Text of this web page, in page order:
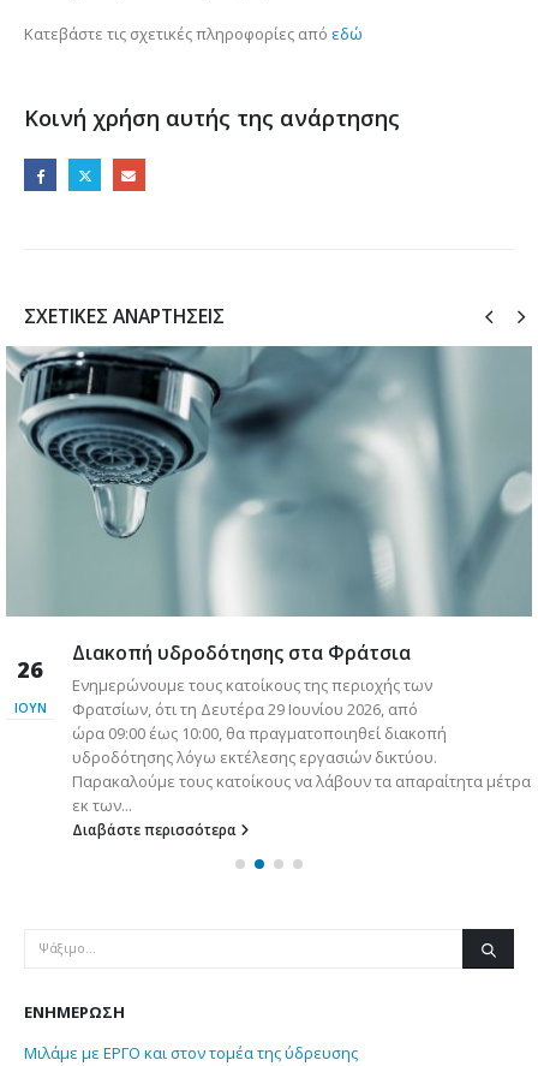
Κατεβάστε τις σχετικές πληροφορίες από εδώ
Κοινή χρήση αυτής της ανάρτησης
ΣΧΕΤΙΚΈΣ ΑΝΑΡΤΉΣΕΙΣ
26
ΙΟΎΝ
Διακοπή υδροδότησης στα Φράτσια
Ενημερώνουμε τους κατοίκους της περιοχής των
Φρατσίων, ότι τη Δευτέρα 29 Ιουνίου 2026, από
ώρα 09:00 έως 10:00, θα πραγματοποιηθεί διακοπή
υδροδότησης λόγω εκτέλεσης εργασιών δικτύου.
Παρακαλούμε τους κατοίκους να λάβουν τα απαραίτητα μέτρα
εκ των...
Διαβάστε περισσότερα
ΕΝΗΜΈΡΩΣΗ
Μιλάμε με ΕΡΓΟ και στον τομέα της ύδρευσης